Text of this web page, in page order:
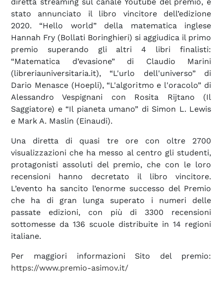
stato annunciato il libro vincitore dell’edizione
2020. “Hello world” della matematica inglese
Hannah Fry (Bollati Boringhieri) si aggiudica il primo
premio superando gli altri 4 libri finalisti:
“Matematica d’evasione” di Claudio Marini
(libreriauniversitaria.it), “L'urlo dell'universo” di
Dario Menasce (Hoepli), “L'algoritmo e l'oracolo” di
Alessandro Vespignani con Rosita Rijtano (Il
Saggiatore) e “Il pianeta umano” di Simon L. Lewis
e Mark A. Maslin (Einaudi).
Una diretta di quasi tre ore con oltre 2700
visualizzazioni che ha messo al centro gli studenti,
protagonisti assoluti del premio, che con le loro
recensioni hanno decretato il libro vincitore.
L’evento ha sancito l’enorme successo del Premio
che ha di gran lunga superato i numeri delle
passate edizioni, con più di 3300 recensioni
sottomesse da 136 scuole distribuite in 14 regioni
italiane.
Per maggiori informazioni Sito del premio:
https://www.premio-asimov.it/